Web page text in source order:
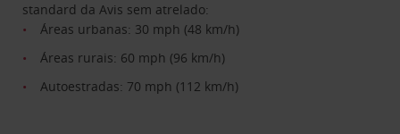
standard da Avis sem atrelado:
Áreas urbanas: 30 mph (48 km/h)
Áreas rurais: 60 mph (96 km/h)
Autoestradas: 70 mph (112 km/h)